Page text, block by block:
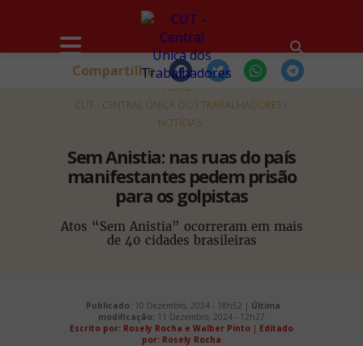
HOME
CUT - CENTRAL ÚNICA DOS TRABALHADORES
NOTÍCIAS
Sem Anistia: nas ruas do país
manifestantes pedem prisão
para os golpistas
Atos “Sem Anistia” ocorreram em mais
de 40 cidades brasileiras
Compartilhe
Publicado: 10 Dezembro, 2024 - 18h52 | Última
modificação: 11 Dezembro, 2024 - 12h27
Escrito por: Rosely Rocha e Walber Pinto | Editado
por: Rosely Rocha